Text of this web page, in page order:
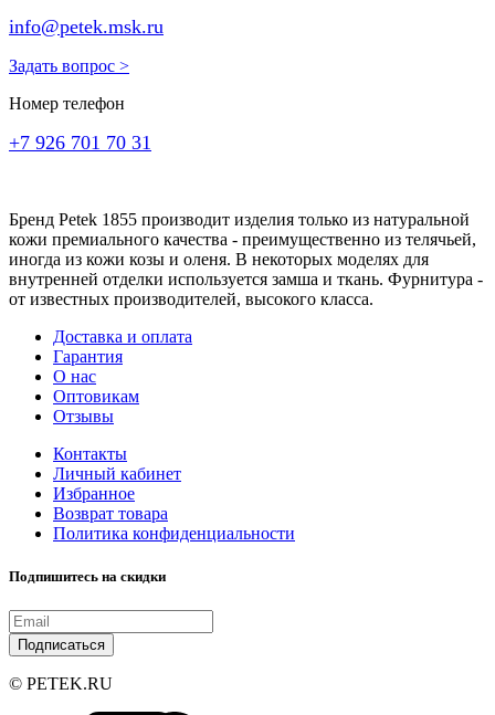
info@petek.msk.ru
Задать вопрос >
Номер телефон
+7 926 701 70 31
Бренд Petek 1855 производит изделия только из натуральной
кожи премиального качества - преимущественно из телячьей,
иногда из кожи козы и оленя. В некоторых моделях для
внутренней отделки используется замша и ткань. Фурнитура -
от известных производителей, высокого класса.
Доставка и оплата
Гарантия
О нас
Оптовикам
Отзывы
Контакты
Личный кабинет
Избранное
Возврат товара
Политика конфиденциальности
Подпишитесь на скидки
Подписаться
© PETEK.RU